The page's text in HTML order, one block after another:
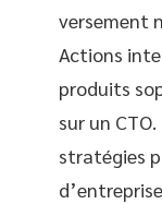
versement
Actions
produits
sur un
stratégies